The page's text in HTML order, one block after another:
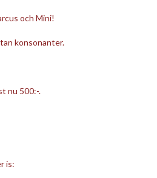
och Mini!
konsonanter.
nu 500:-.
is: